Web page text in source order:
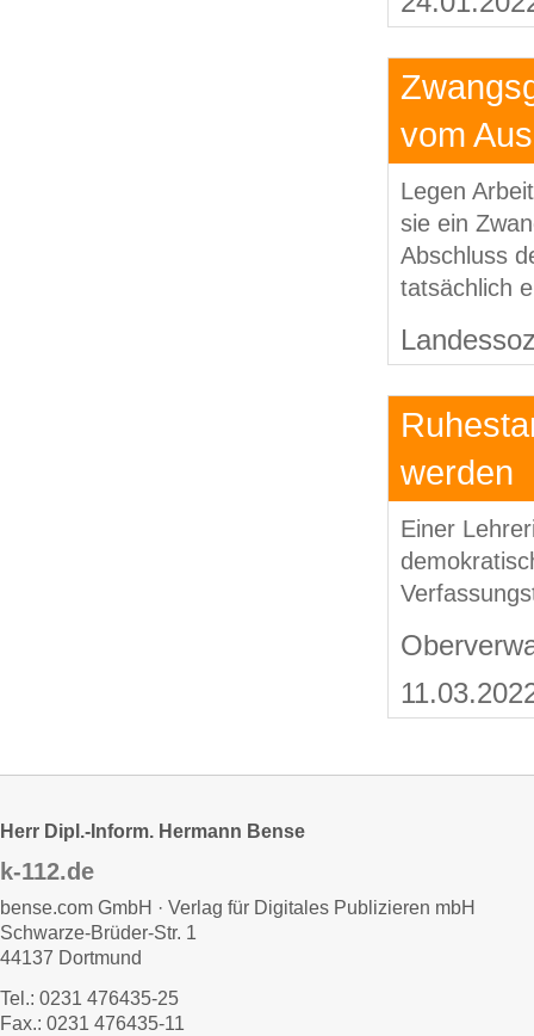
vom
Legen
sie ein
Abschluss
tatsächlich
werden
Einer
Herr Dipl.-Inform. Hermann Bense
k-112.de
bense.com GmbH · Verlag für Digitales Publizieren mbH
Schwarze-Brüder-Str. 1
44137 Dortmund
Tel.: 0231 476435-25
Fax.: 0231 476435-11